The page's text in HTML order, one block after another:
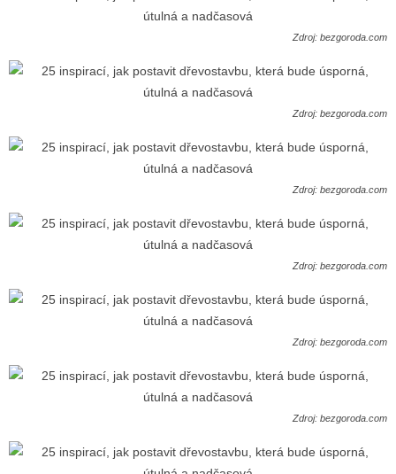
Zdroj: bezgoroda.com
Zdroj: bezgoroda.com
Zdroj: bezgoroda.com
Zdroj: bezgoroda.com
Zdroj: bezgoroda.com
Zdroj: bezgoroda.com